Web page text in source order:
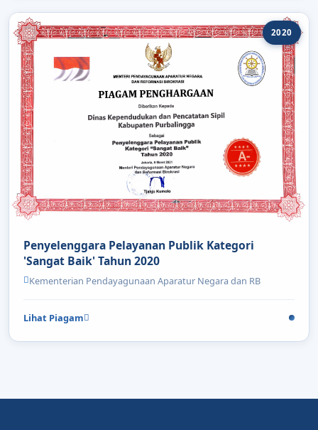
2020
Penyelenggara Pelayanan Publik Kategori
'Sangat Baik' Tahun 2020
Kementerian Pendayagunaan Aparatur Negara dan RB
Lihat Piagam